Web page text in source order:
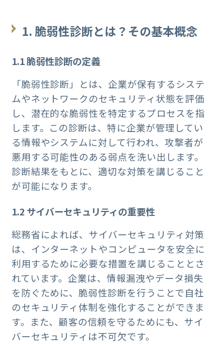
1. 脆弱性診断とは？その基本概念
1.1脆弱性診断の定義
「脆弱性診断」とは、企業が保有するシステ
ムやネットワークのセキュリティ状態を評価
し、潜在的な脆弱性を特定するプロセスを指
します。この診断は、特に企業が管理してい
る情報やシステムに対して行われ、攻撃者が
悪用する可能性のある弱点を洗い出します。
診断結果をもとに、適切な対策を講じること
が可能になります。
1.2 サイバーセキュリティの重要性
総務省によれば、サイバーセキュリティ対策
は、インターネットやコンピュータを安全に
利用するために必要な措置を講じることとさ
れています。企業は、情報漏洩やデータ損失
を防ぐために、脆弱性診断を行うことで自社
のセキュリティ体制を強化することができま
す。また、顧客の信頼を守るためにも、サイ
バーセキュリティは不可欠です。